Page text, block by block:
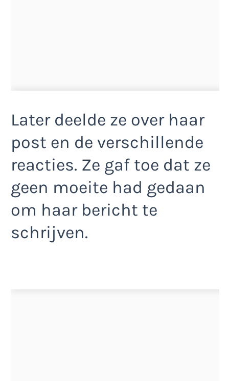
Later deelde ze over haar
post en de verschillende
reacties. Ze gaf toe dat ze
geen moeite had gedaan
om haar bericht te
schrijven.